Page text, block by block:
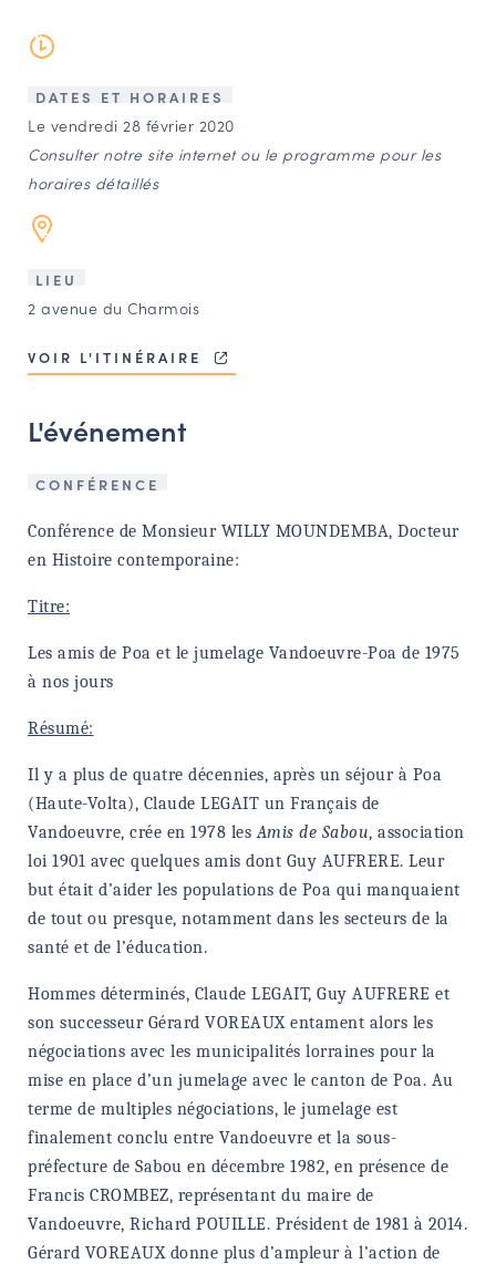
Agenda
Annuaire
Ressources
OFFRES D’EMPLOI ET DE STAGE
OUTILS EN LIGNE
Espace acteurs
NAVIGATION FILTRÉE « ACTEURS »
PORTAIL CULTURE
Comité d'Histoire Régionale
Service Inventaire et Patrimoines de la Région Grand Est
Amateurs d’histoire et de patrimoine
Responsables de structures
Étudiants & chercheurs
DATES ET HORAIRES
Le vendredi 28 février 2020
Consulter notre site internet ou le programme pour les
horaires détaillés
LIEU
2 avenue du Charmois
VOIR L'ITINÉRAIRE
L'événement
CONFÉRENCE
Conférence de Monsieur WILLY MOUNDEMBA, Docteur
en Histoire contemporaine:
Titre:
Les amis de Poa et le jumelage Vandoeuvre-Poa de 1975
à nos jours
Résumé:
Il y a plus de quatre décennies, après un séjour à Poa
(Haute-Volta), Claude LEGAIT un Français de
Vandoeuvre, crée en 1978 lesAmis de Sabou, association
loi 1901 avec quelques amis dont Guy AUFRERE. Leur
but était d’aider les populations de Poa qui manquaient
de tout ou presque, notamment dans les secteurs de la
santé et de l’éducation.
Hommes déterminés, Claude LEGAIT, Guy AUFRERE et
son successeur Gérard VOREAUX entament alors les
négociations avec les municipalités lorraines pour la
mise en place d’un jumelage avec le canton de Poa. Au
terme de multiples négociations, le jumelage est
finalement conclu entre Vandoeuvre et la sous-
préfecture de Sabou en décembre 1982, en présence de
Francis CROMBEZ, représentant du maire de
Vandoeuvre, Richard POUILLE. Président de 1981 à 2014.
Gérard VOREAUX donne plus d’ampleur à l’action de